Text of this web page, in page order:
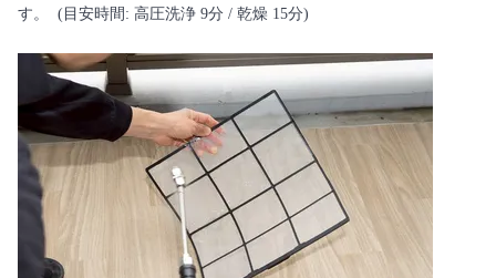
す。 (目安時間: 高圧洗浄 9分 / 乾燥 15分)